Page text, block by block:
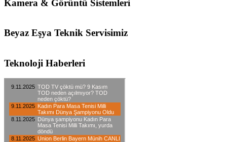
Kamera & Görüntü Sistemleri
Beyaz Eşya Teknik Servisimiz
Teknoloji Haberleri